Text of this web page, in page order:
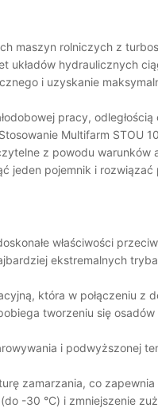
maszyn rolniczych z
układów hydraulicznych
i uzyskanie
pracy, odległością
Multifarm STOU
z powodu warunków
jeden pojemnik i rozwiązać
właściwości
ekstremalnych
która w połączeniu z
tworzeniu się
i podwyższonej
zamarzania, co zapewnia
-30 °С) i zmniejszenie